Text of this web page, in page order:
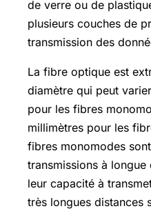
de verre ou de
plusieurs couches de
transmission des
La fibre optique est
diamètre qui peut
pour les fibres
millimètres pour les
fibres monomodes
transmissions à
leur capacité à
très longues distances